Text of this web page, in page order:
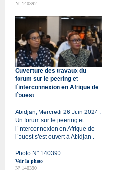
N° 140392
Ouverture des travaux du
forum sur le peering et
l`interconnexion en Afrique de
l`ouest
Abidjan, Mercredi 26 Juin 2024 .
Un forum sur le peering et
l`interconnexion en Afrique de
l`ouest s’est ouvert à Abidjan .
Photo N° 140390
Voir la photo
N° 140390